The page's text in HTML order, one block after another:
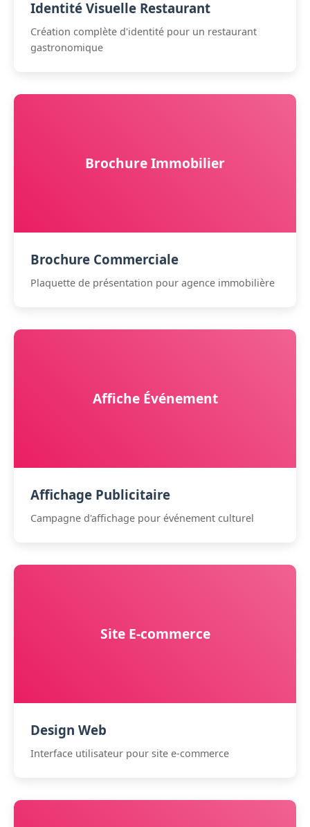
Identité Visuelle Restaurant
Création complète d'identité pour un restaurant
gastronomique
Brochure Immobilier
Brochure Commerciale
Plaquette de présentation pour agence immobilière
Affiche Événement
Affichage Publicitaire
Campagne d'affichage pour événement culturel
Site E-commerce
Design Web
Interface utilisateur pour site e-commerce